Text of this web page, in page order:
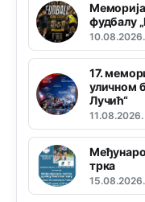
фудбалу
10.08.2026.
17.
уличном
Лучић“
11.08.2026.
трка
15.08.2026.